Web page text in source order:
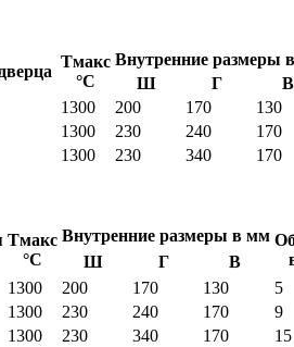
Tмакс
°C
Внутренние размеры
Ш Г В
1300 200 170 130
1300 230 240 170
1300 230 340 170
Tмакс
°C
Внутренние размеры в мм
Ш Г В
1300 200 170 130 5
1300 230 240 170 9
1300 230 340 170 15